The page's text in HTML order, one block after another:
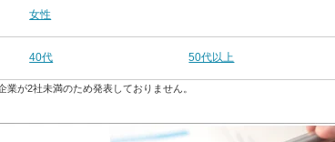
女性
40代 50代以上
が2社未満のため発表しておりません。